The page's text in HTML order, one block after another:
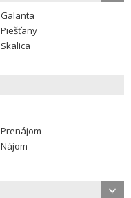
Galanta
Piešťany
Skalica
Prenájom
Nájom